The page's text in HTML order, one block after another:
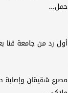
حمل...
أول رد من جامعة
مصرع شقيقان وإصابة